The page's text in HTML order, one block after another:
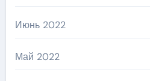
Июнь 2022
Май 2022